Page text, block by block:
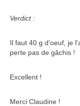
Verdict :
Il faut 40 g d'oeuf, je
perte pas de gâchis !
Excellent !
Merci Claudine !